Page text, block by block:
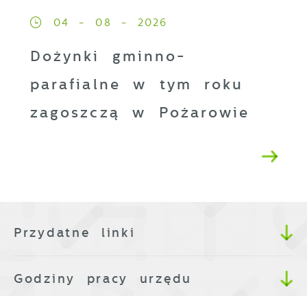
04 - 08 - 2026
Dożynki gminno-
parafialne w tym roku
zagoszczą w Pożarowie
Przydatne linki
Godziny pracy urzędu